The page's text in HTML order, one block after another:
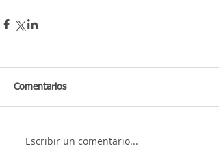
Comentarios
Escribir un comentario...